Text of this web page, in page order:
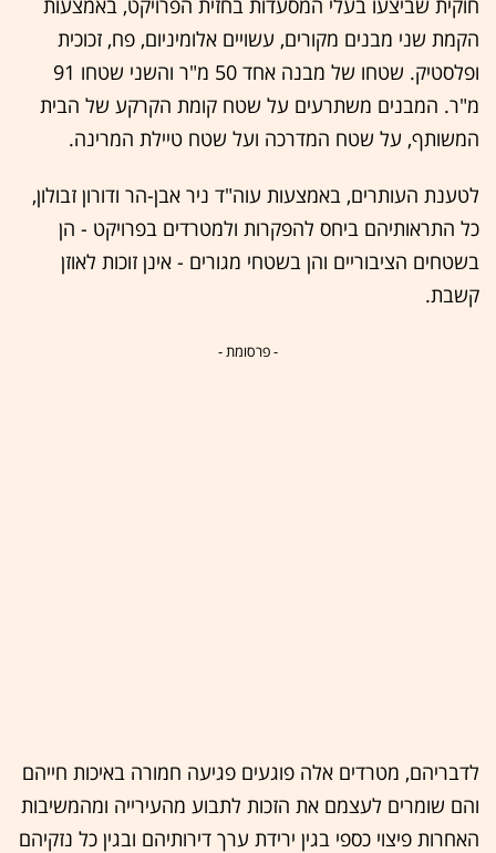
הקמת שני מבנים מקורים, עשויים אלומיניום, פח, זכוכית
ופלסטיק. שטחו של מבנה אחד 50 מ"ר והשני שטחו 91
מ"ר. המבנים משתרעים על שטח קומת הקרקע של הבית
המשותף, על שטח המדרכה ועל שטח טיילת המרינה.
לטענת העותרים, באמצעות עוה"ד ניר אבן-הר ודורון זבולון,
כל התראותיהם ביחס להפקרות ולמטרדים בפרויקט - הן
בשטחים הציבוריים והן בשטחי מגורים - אינן זוכות לאוזן
קשבת.
- פרסומת -
לדבריהם, מטרדים אלה פוגעים פגיעה חמורה באיכות חייהם
והם שומרים לעצמם את הזכות לתבוע מהעירייה ומהמשיבות
האחרות פיצוי כספי בגין ירידת ערך דירותיהם ובגין כל נזקיהם